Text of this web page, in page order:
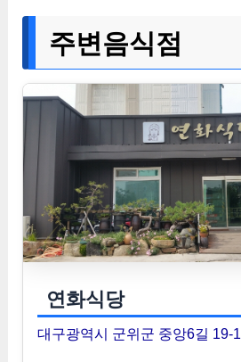
주변음식점
연화식당
대구광역시 군위군 중앙6길 19-1